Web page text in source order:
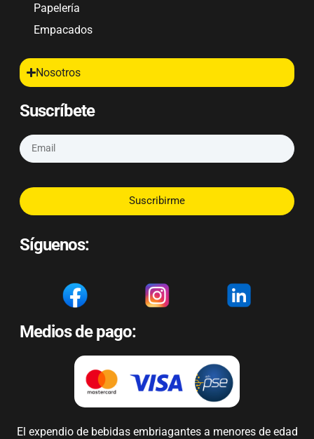
Papelería
Empacados
Nosotros
Suscríbete
Suscribirme
Síguenos:
Medios de pago:
El expendio de bebidas embriagantes a menores de edad